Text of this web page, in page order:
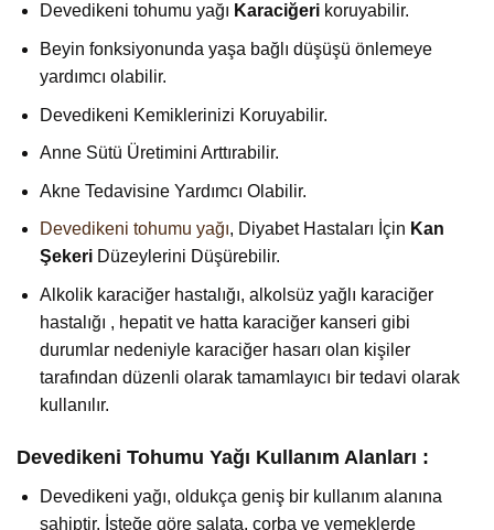
Devedikeni tohumu yağı Karaciğerikoruyabilir.
Beyin fonksiyonunda yaşa bağlı düşüşü önlemeye
yardımcı olabilir.
Devedikeni Kemiklerinizi Koruyabilir.
Anne Sütü Üretimini Arttırabilir.
Akne Tedavisine Yardımcı Olabilir.
Devedikeni tohumu yağı, Diyabet Hastaları İçin Kan
ŞekeriDüzeylerini Düşürebilir.
Alkolik karaciğer hastalığı, alkolsüz yağlı karaciğer
hastalığı , hepatit ve hatta karaciğer kanseri gibi
durumlar nedeniyle karaciğer hasarı olan kişiler
tarafından düzenli olarak tamamlayıcı bir tedavi olarak
kullanılır.
Devedikeni Tohumu Yağı Kullanım Alanları :
Devedikeni yağı, oldukça geniş bir kullanım alanına
sahiptir. İsteğe göre salata, çorba ve yemeklerde